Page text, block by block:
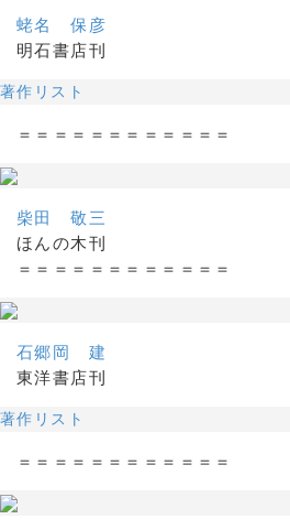
蛯名 保彦
明石書店刊
著作リスト
＝＝＝＝＝＝＝＝＝＝＝＝
柴田 敬三
ほんの木刊
＝＝＝＝＝＝＝＝＝＝＝＝
石郷岡 建
東洋書店刊
著作リスト
＝＝＝＝＝＝＝＝＝＝＝＝